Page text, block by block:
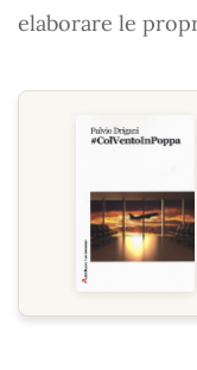
elaborare le